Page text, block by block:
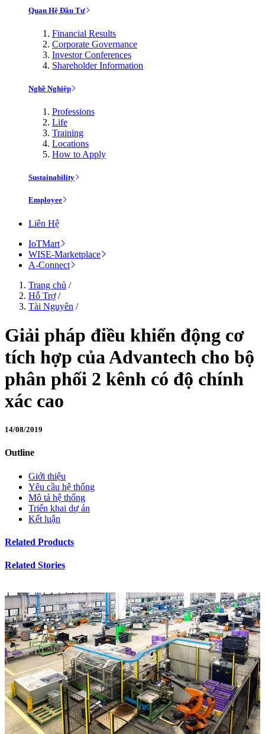
Quan Hệ Đầu Tư
Financial Results
Corporate Governance
Investor Conferences
Shareholder Information
Nghề Nghiệp
Professions
Life
Training
Locations
How to Apply
Sustainability
Employee
Liên Hệ
IoTMart
WISE-Marketplace
A-Connect
Trang chủ /
Hỗ Trợ/
Tài Nguyên /
Giải pháp điều khiển động cơ
tích hợp của Advantech cho bộ
phân phối 2 kênh có độ chính
xác cao
14/08/2019
Outline
Giới thiệu
Yêu cầu hệ thống
Mô tả hệ thống
Triển khai dự án
Kết luận
Related Products
Related Stories